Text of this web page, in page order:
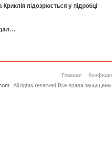
Криклія підозрюється у підробці
Главная
. All rights reserved.Все права защищены.